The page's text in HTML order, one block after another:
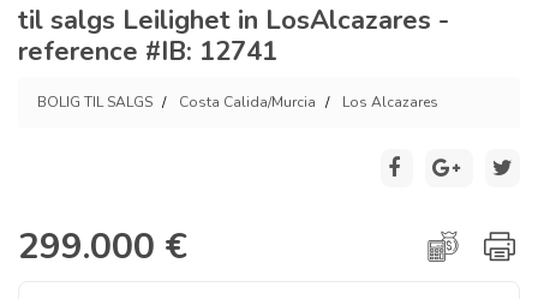
til salgs Leilighet in LosAlcazares -
reference #IB: 12741
BOLIG TIL SALGS Costa Calida/Murcia Los Alcazares
299.000 €